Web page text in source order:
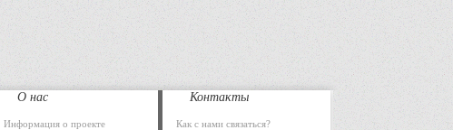
О нас
Информация о проекте
Контакты
Как с нами связаться?